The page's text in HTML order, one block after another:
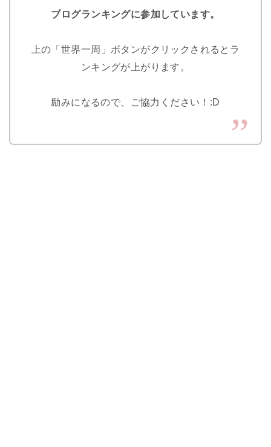
ブログランキングに参加しています。
上の「世界一周」ボタンがクリックされるとラ
ンキングが上がります。
励みになるので、ご協力ください！:D